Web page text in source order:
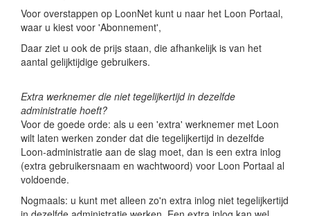
Voor overstappen op LoonNet kunt u naar het Loon Portaal,
waar u kiest voor 'Abonnement',
Daar ziet u ook de prijs staan, die afhankelijk is van het
aantal gelijktijdige gebruikers.
Extra werknemer die niet tegelijkertijd in dezelfde
administratie hoeft?
Voor de goede orde: als u een 'extra' werknemer met Loon
wilt laten werken zonder dat die tegelijkertijd in dezelfde
Loon-administratie aan de slag moet, dan is een extra inlog
(extra gebruikersnaam en wachtwoord) voor Loon Portaal al
voldoende.
Nogmaals: u kunt met alleen zo'n extra inlog niet tegelijkertijd